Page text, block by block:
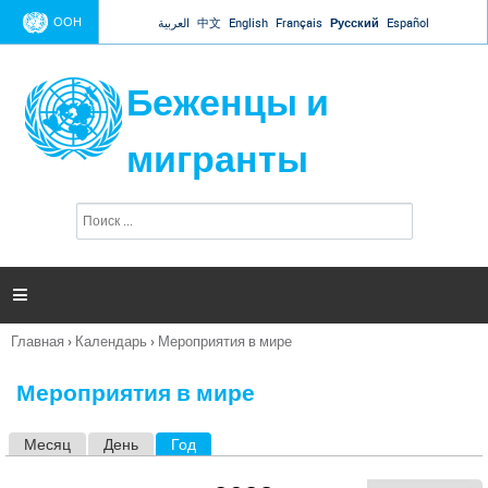
Jump to navigation
ООН العربية 中文 English Français Русский Español
Беженцы и
мигранты
п
и

Вы
Главная › Календарь › Мероприятия в мире
Мероприятия в мире
Месяц День Год